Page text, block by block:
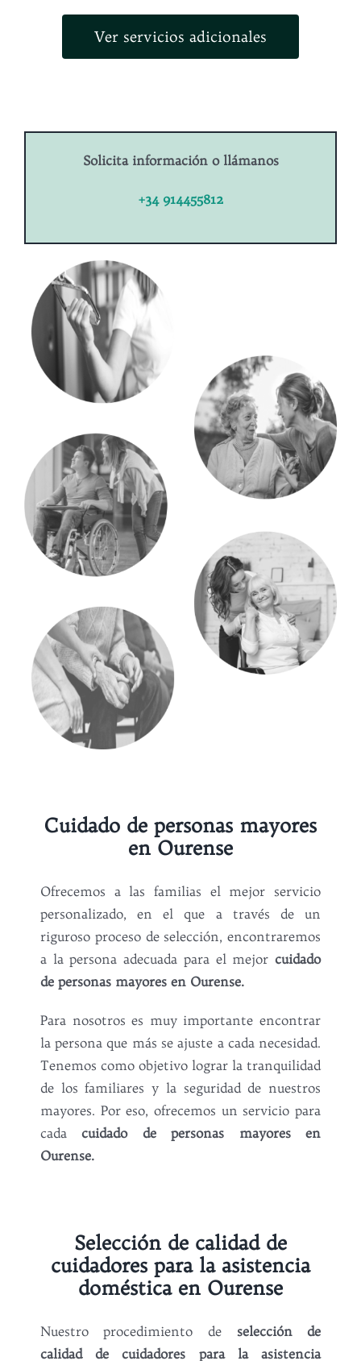
Ver servicios adicionales
Solicita información o llámanos
+34 914455812
Cuidado de personas mayores
en Ourense
Ofrecemos a las familias el mejor servicio
personalizado, en el que a través de un
riguroso proceso de selección, encontraremos
a la persona adecuada para el mejorcuidado
de personas mayores en Ourense.
Para nosotros es muy importante encontrar
la persona que más se ajuste a cada necesidad.
Tenemos como objetivo lograr la tranquilidad
de los familiares y la seguridad de nuestros
mayores. Por eso, ofrecemos un servicio para
cadacuidado de personas mayores en
Ourense.
Selección de calidad de
cuidadores para la asistencia
doméstica en Ourense
Nuestro procedimiento de selección de
calidad de cuidadores para la asistencia